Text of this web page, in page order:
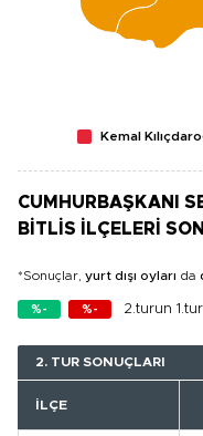
Kemal
CUMHURBAŞKANI
BİTLİS İLÇELERİ
*Sonuçlar, yurt dışı oyları da
%- %- 2.turun
2. TUR SONUÇLARI
İLÇE